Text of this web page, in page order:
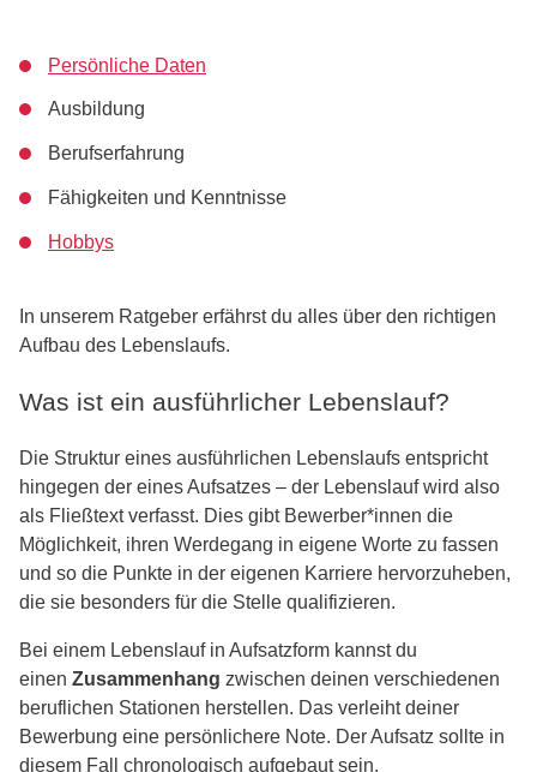
Persönliche Daten
Ausbildung
Berufserfahrung
Fähigkeiten und Kenntnisse
Hobbys
In unserem Ratgeber erfährst du alles über den richtigen
Aufbau des Lebenslaufs.
Was ist ein ausführlicher Lebenslauf?
Die Struktur eines ausführlichen Lebenslaufs entspricht
hingegen der eines Aufsatzes – der Lebenslauf wird also
als Fließtext verfasst. Dies gibt Bewerber*innen die
Möglichkeit, ihren Werdegang in eigene Worte zu fassen
und so die Punkte in der eigenen Karriere hervorzuheben,
die sie besonders für die Stelle qualifizieren.
Bei einem Lebenslauf in Aufsatzform kannst du
einen Zusammenhang zwischen deinen verschiedenen
beruflichen Stationen herstellen. Das verleiht deiner
Bewerbung eine persönlichere Note. Der Aufsatz sollte in
diesem Fall chronologisch aufgebaut sein.